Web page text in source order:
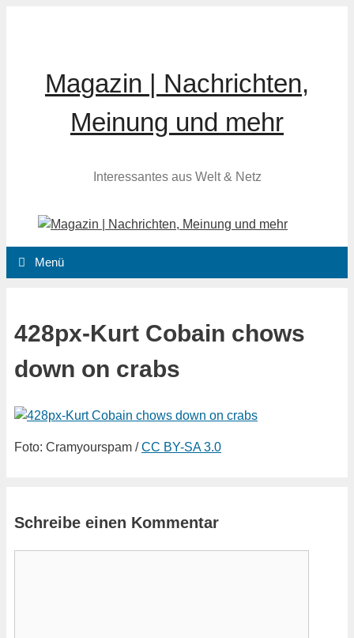
Magazin | Nachrichten,
Meinung und mehr
Interessantes aus Welt & Netz
Menü
428px-Kurt Cobain chows
down on crabs
Foto: Cramyourspam /CC BY-SA 3.0
Schreibe einen Kommentar